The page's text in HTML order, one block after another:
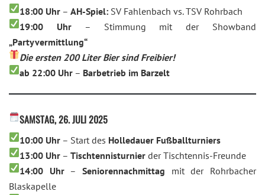
18:00 Uhr –AH-Spiel: SV Fahlenbach vs. TSV Rohrbach
19:00 Uhr – Stimmung mit der Showband
„Partyvermittlung“
Die ersten 200 Liter Bier sind Freibier!
ab 22:00 Uhr – Barbetrieb im Barzelt
SAMSTAG, 26. JULI 2025
10:00 Uhr – Start des Holledauer Fußballturniers
13:00 Uhr –Tischtennisturnier der Tischtennis-Freunde
14:00 Uhr–Seniorennachmittag mit der Rohrbacher
Blaskapelle